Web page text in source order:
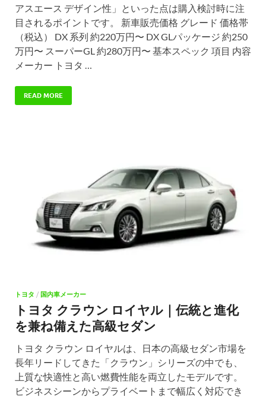
アスエース デザイン性」といった点は購入検討時に注
目されるポイントです。 新車販売価格 グレード 価格帯
（税込） DX 系列 約220万円〜 DX GLパッケージ 約250
万円〜 スーパーGL 約280万円〜 基本スペック 項目 内容
メーカー トヨタ …
READ MORE
トヨタ / 国内車メーカー
トヨタ クラウン ロイヤル｜伝統と進化
を兼ね備えた高級セダン
トヨタ クラウン ロイヤルは、日本の高級セダン市場を
長年リードしてきた「クラウン」シリーズの中でも、
上質な快適性と高い燃費性能を両立したモデルです。
ビジネスシーンからプライベートまで幅広く対応でき